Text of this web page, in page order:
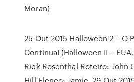
Moran)
25 Out 2015 Halloween 2 – O
Continua! (Halloween II –
Rick Rosenthal Roteiro: John
Hill Elenco: Jamie 29 Out